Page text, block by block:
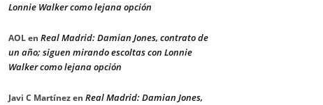
Lonnie Walker como lejana opción
AOLen Real Madrid: Damian Jones, contrato de
un año; siguen mirando escoltas con Lonnie
Walker como lejana opción
Javi C Martínezen Real Madrid: Damian Jones,